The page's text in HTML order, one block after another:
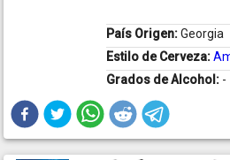
País Origen:Georgia
Estilo de Cerveza:
Grados de Alcohol: -